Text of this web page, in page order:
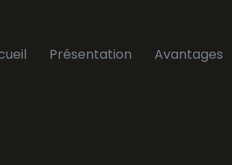
Présentation Avantages